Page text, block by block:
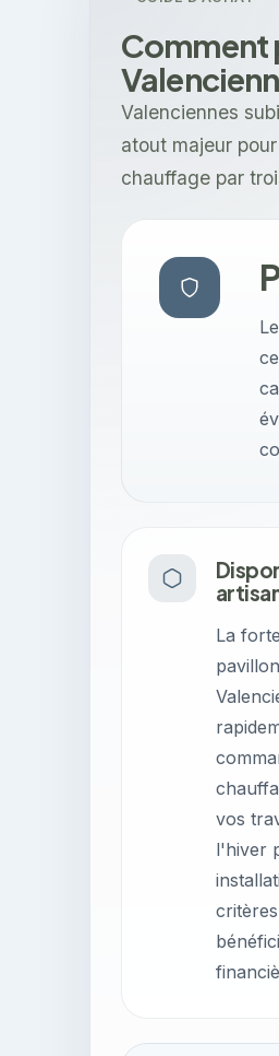
Comment
Valenciennes
atout majeur
chauffage par
La
vos
l'hiver